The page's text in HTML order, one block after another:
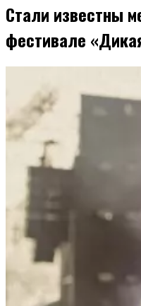
Стали известны
фестивале